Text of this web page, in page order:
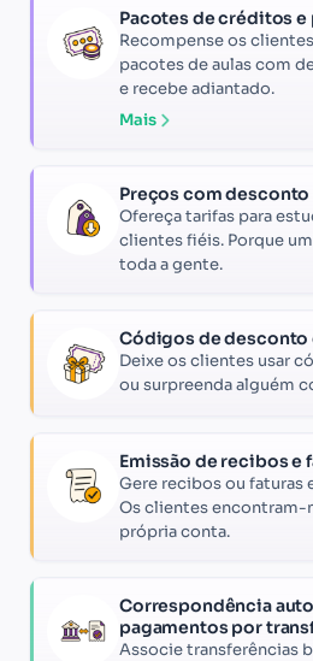
Pacotes de créditos e
Recompense os
pacotes de aulas com
e recebe adiantado.
Mais
Preços com desconto
Ofereça tarifas para
clientes fiéis. Porque
toda a gente.
Códigos de desconto
Deixe os clientes usar
ou surpreenda alguém
Emissão de recibos e
Gere recibos ou faturas
Os clientes encontram-
própria conta.
Correspondência
pagamentos por
Associe transferências